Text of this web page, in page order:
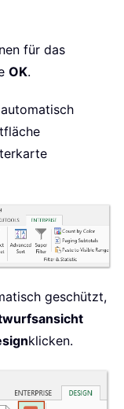
für das
OK.
geschützt,
klicken.